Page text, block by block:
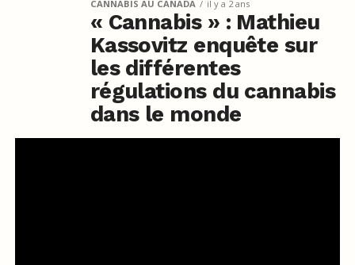
CANNABIS AU CANADA il y a 2 ans
« Cannabis » : Mathieu
Kassovitz enquête sur
les différentes
régulations du cannabis
dans le monde